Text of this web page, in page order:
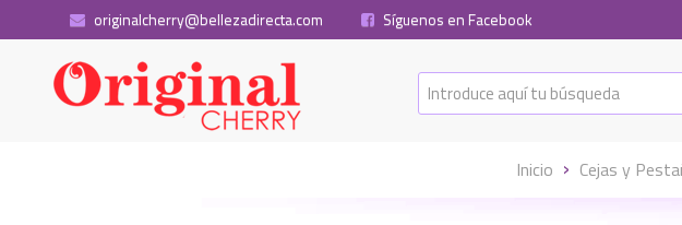
originalcherry@bellezadirecta.com Síguenos en Facebook
Inicio Cejas y